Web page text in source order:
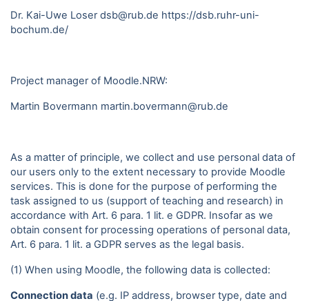
Dr. Kai-Uwe Loser dsb@rub.de https://dsb.ruhr-uni-
bochum.de/
Project manager of Moodle.NRW:
Martin Bovermann martin.bovermann@rub.de
As a matter of principle, we collect and use personal data of
our users only to the extent necessary to provide Moodle
services. This is done for the purpose of performing the
task assigned to us (support of teaching and research) in
accordance with Art. 6 para. 1 lit. e GDPR. Insofar as we
obtain consent for processing operations of personal data,
Art. 6 para. 1 lit. a GDPR serves as the legal basis.
(1) When using Moodle, the following data is collected:
Connection data (e.g. IP address, browser type, date and